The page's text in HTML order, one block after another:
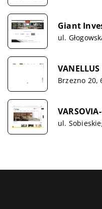
Giant
ul.
VANELLUS
Brzezno 20,
ul.